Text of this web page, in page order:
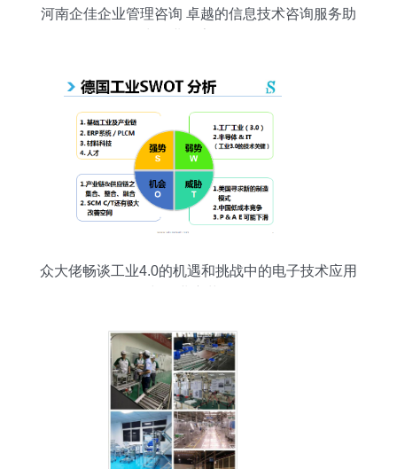
河南企佳企业管理咨询 卓越的信息技术咨询服务助
众大佬畅谈工业4.0的机遇和挑战中的电子技术应用